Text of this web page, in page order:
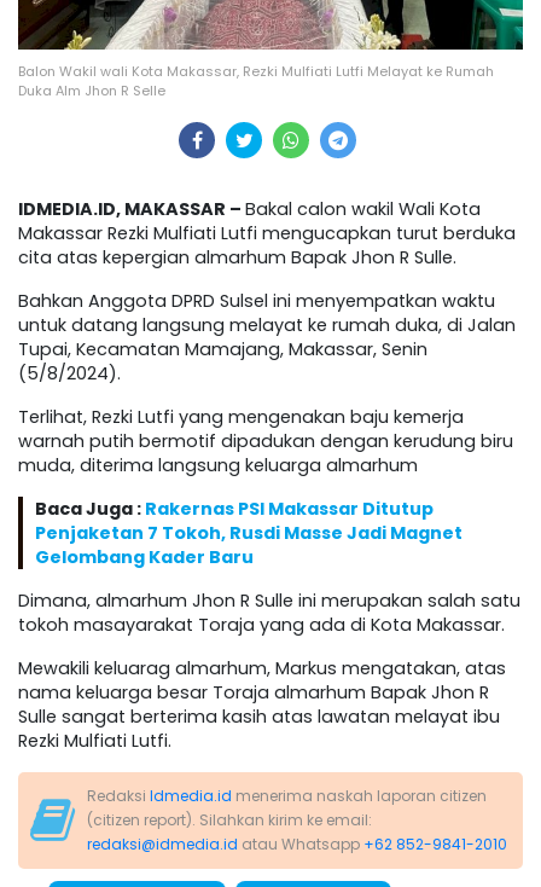
Balon Wakil wali Kota Makassar, Rezki Mulfiati Lutfi Melayat ke Rumah
Duka Alm Jhon R Selle
IDMEDIA.ID, MAKASSAR – Bakal calon wakil Wali Kota
Makassar Rezki Mulfiati Lutfi mengucapkan turut berduka
cita atas kepergian almarhum Bapak Jhon R Sulle.
Bahkan Anggota DPRD Sulsel ini menyempatkan waktu
untuk datang langsung melayat ke rumah duka, di Jalan
Tupai, Kecamatan Mamajang, Makassar, Senin
(5/8/2024).
Terlihat, Rezki Lutfi yang mengenakan baju kemerja
warnah putih bermotif dipadukan dengan kerudung biru
muda, diterima langsung keluarga almarhum
Baca Juga : Rakernas PSI Makassar Ditutup
Penjaketan 7 Tokoh, Rusdi Masse Jadi Magnet
Gelombang Kader Baru
Dimana, almarhum Jhon R Sulle ini merupakan salah satu
tokoh masayarakat Toraja yang ada di Kota Makassar.
Mewakili keluarag almarhum, Markus mengatakan, atas
nama keluarga besar Toraja almarhum Bapak Jhon R
Sulle sangat berterima kasih atas lawatan melayat ibu
Rezki Mulfiati Lutfi.
Redaksi Idmedia.id menerima naskah laporan citizen
(citizen report). Silahkan kirim ke email:
redaksi@idmedia.id atau Whatsapp +62 852-9841-2010